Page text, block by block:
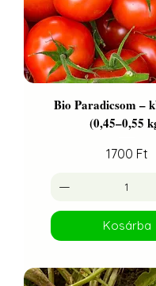
Bio Paradicsom –
(0,45–0,55
Ár
1700 Ft
Kosárba